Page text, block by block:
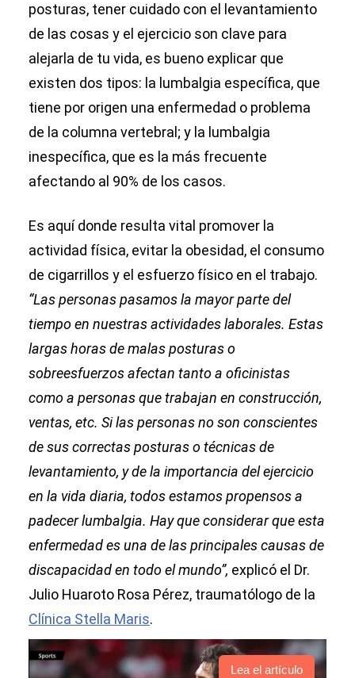
posturas, tener cuidado con el levantamiento
de las cosas y el ejercicio son clave para
alejarla de tu vida, es bueno explicar que
existen dos tipos: la lumbalgia específica, que
tiene por origen una enfermedad o problema
de la columna vertebral; y la lumbalgia
inespecífica, que es la más frecuente
afectando al 90% de los casos.
Es aquí donde resulta vital promover la
actividad física, evitar la obesidad, el consumo
de cigarrillos y el esfuerzo físico en el trabajo.
“Las personas pasamos la mayor parte del
tiempo en nuestras actividades laborales. Estas
largas horas de malas posturas o
sobreesfuerzos afectan tanto a oficinistas
como a personas que trabajan en construcción,
ventas, etc. Si las personas no son conscientes
de sus correctas posturas o técnicas de
levantamiento, y de la importancia del ejercicio
en la vida diaria, todos estamos propensos a
padecer lumbalgia. Hay que considerar que esta
enfermedad es una de las principales causas de
discapacidad en todo el mundo”, explicó el Dr.
Julio Huaroto Rosa Pérez, traumatólogo de la
Clínica Stella Maris.
Lea el artículo